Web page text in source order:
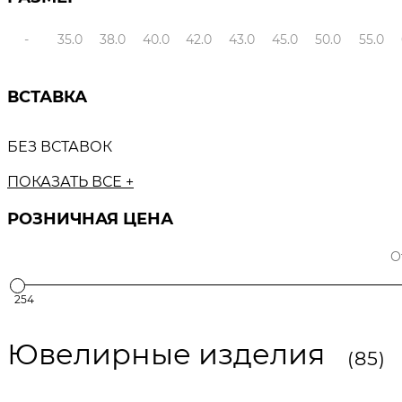
- 35.0 38.0 40.0 42.0 43.0 45.0 50.0 55.0
ВСТАВКА
БЕЗ ВСТАВОК
ПОКАЗАТЬ ВСЕ +
РОЗНИЧНАЯ ЦЕНА
254
Ювелирные изделия (85)